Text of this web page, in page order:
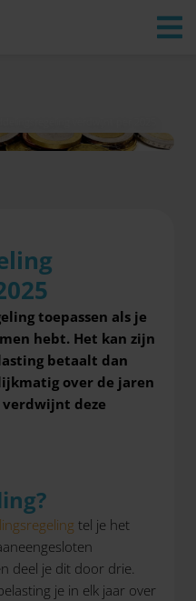
toepassen als je
hebt. Het kan zijn
betaalt dan
over de jaren
verdwijnt deze
tel je het
deel je dit door drie.
je in elk jaar over